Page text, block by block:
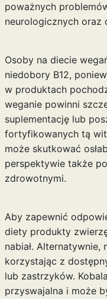
poważnych
neurologicznych oraz
Osoby na diecie
niedobory B12,
w produktach
weganie powinni
suplementację lub
fortyfikowanych tą
może skutkować
perspektywie także
zdrowotnymi.
Aby zapewnić
diety produkty
nabiał.
korzystając z
lub zastrzyków.
przyswajalna i może